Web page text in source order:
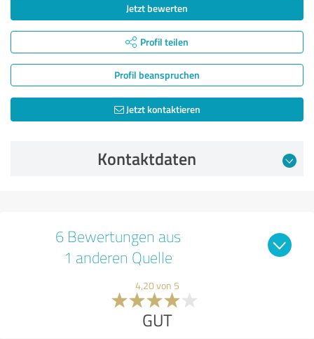
Jetzt bewerten
Profil teilen
Profil beanspruchen
Jetzt kontaktieren
Kontaktdaten
6 Bewertungen aus
1 anderen Quelle
4,20 von 5
GUT